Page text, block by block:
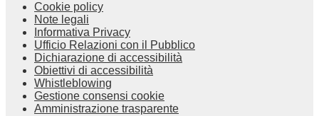
Cookie policy
Note legali
Informativa Privacy
Ufficio Relazioni con il Pubblico
Dichiarazione di accessibilità
Obiettivi di accessibilità
Whistleblowing
Gestione consensi cookie
Amministrazione trasparente